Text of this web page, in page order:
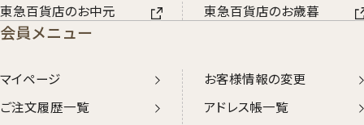
東急百貨店のお中元 東急百貨店のお歳暮
会員メニュー
マイページ
お客様情報の変更
ご注文履歴一覧
アドレス帳一覧